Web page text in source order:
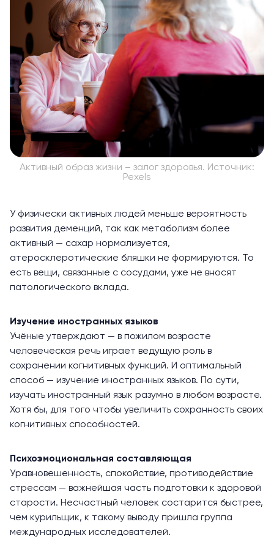
Активный образ жизни – залог здоровья. Источник:
Pexels
У физически активных людей меньше вероятность
развития деменций, так как метаболизм более
активный — сахар нормализуется,
атеросклеротические бляшки не формируются. То
есть вещи, связанные с сосудами, уже не вносят
патологического вклада.
Изучение иностранных языков
Учёные утверждают — в пожилом возрасте
человеческая речь играет ведущую роль в
сохранении когнитивных функций. И оптимальный
способ — изучение иностранных языков. По сути,
изучать иностранный язык разумно в любом возрасте.
Хотя бы, для того чтобы увеличить сохранность своих
когнитивных способностей.
Психоэмоциональная составляющая
Уравновешенность, спокойствие, противодействие
стрессам — важнейшая часть подготовки к здоровой
старости. Несчастный человек состарится быстрее,
чем курильщик, к такому выводу пришла группа
международных исследователей.